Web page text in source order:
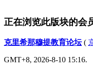
正在浏览此版块的会
克里希那穆提教育论坛(
GMT+8, 2026-8-10 15:16.